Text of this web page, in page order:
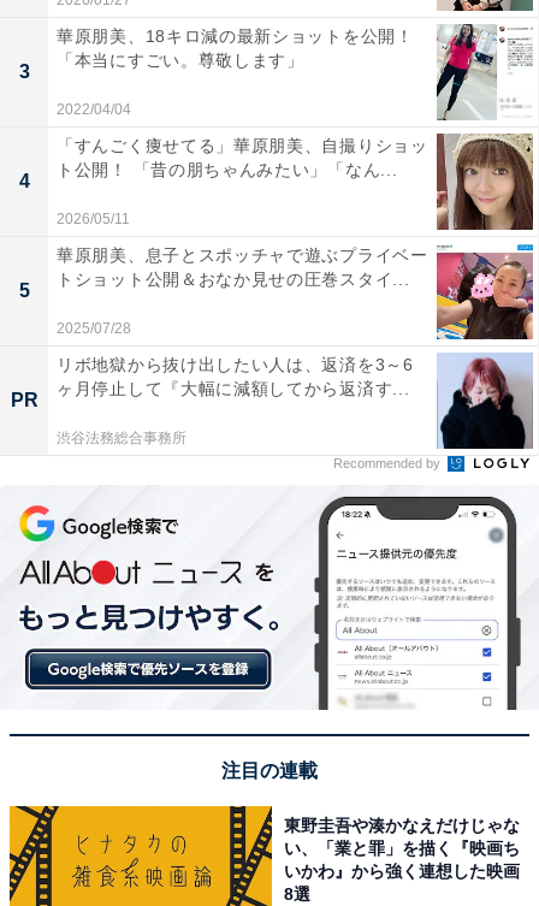
3
華原朋美、18キロ減の最新ショットを公開！
「本当にすごい。尊敬します」
2022/04/04
4
「すんごく痩せてる」華原朋美、自撮りショッ
ト公開！ 「昔の朋ちゃんみたい」「なん...
2026/05/11
5
華原朋美、息子とスポッチャで遊ぶプライベー
トショット公開＆おなか見せの圧巻スタイ...
2025/07/28
PR
リボ地獄から抜け出したい人は、返済を3～6
ヶ月停止して『大幅に減額してから返済す...
渋谷法務総合事務所
Recommended by
注目の連載
東野圭吾や湊かなえだけじゃな
い、「業と罪」を描く『映画ち
いかわ』から強く連想した映画
8選